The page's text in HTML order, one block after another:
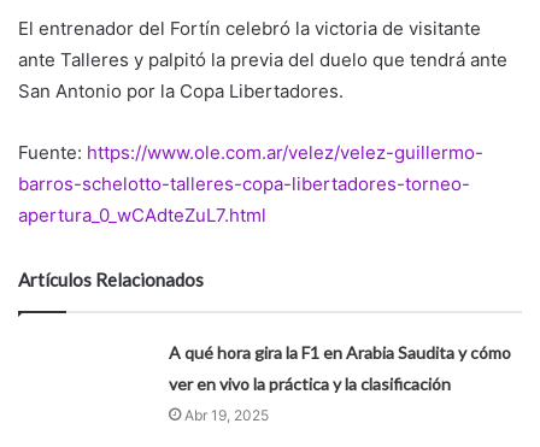
El entrenador del Fortín celebró la victoria de visitante
ante Talleres y palpitó la previa del duelo que tendrá ante
San Antonio por la Copa Libertadores.
Fuente: https://www.ole.com.ar/velez/velez-guillermo-
barros-schelotto-talleres-copa-libertadores-torneo-
apertura_0_wCAdteZuL7.html
Artículos Relacionados
A qué hora gira la F1 en Arabia Saudita y cómo
ver en vivo la práctica y la clasificación
Abr 19, 2025